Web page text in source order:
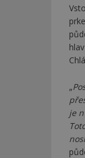
„
je